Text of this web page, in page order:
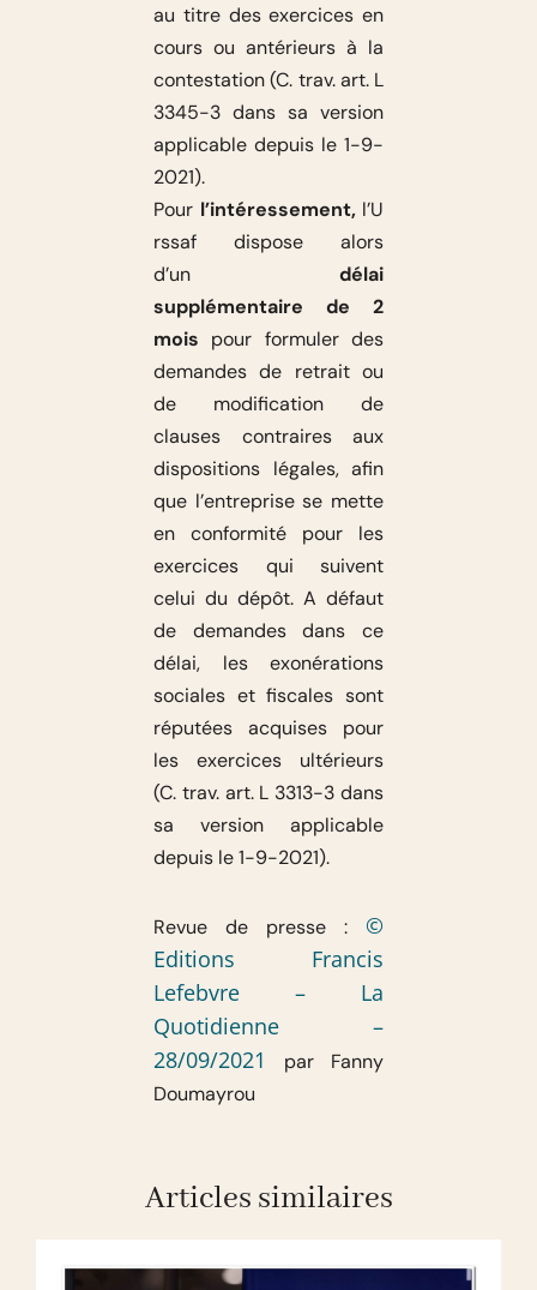
au titre des exercices en
cours ou antérieurs à la
contestation (C. trav. art. L
3345-3 dans sa version
applicable depuis le 1-9-
2021).
Pour l’intéressement,l’U
rssaf dispose alors
d’undélai
supplémentaire de 2
mois pour formuler des
demandes de retrait ou
de modification de
clauses contraires aux
dispositions légales, afin
que l’entreprise se mette
en conformité pour les
exercices qui suivent
celui du dépôt. A défaut
de demandes dans ce
délai, les exonérations
sociales et fiscales sont
réputées acquises pour
les exercices ultérieurs
(C. trav. art. L 3313-3 dans
sa version applicable
depuis le 1-9-2021).
Revue de presse :©
Editions Francis
Lefebvre – La
Quotidienne –
28/09/2021
par Fanny
Doumayrou
Articles similaires